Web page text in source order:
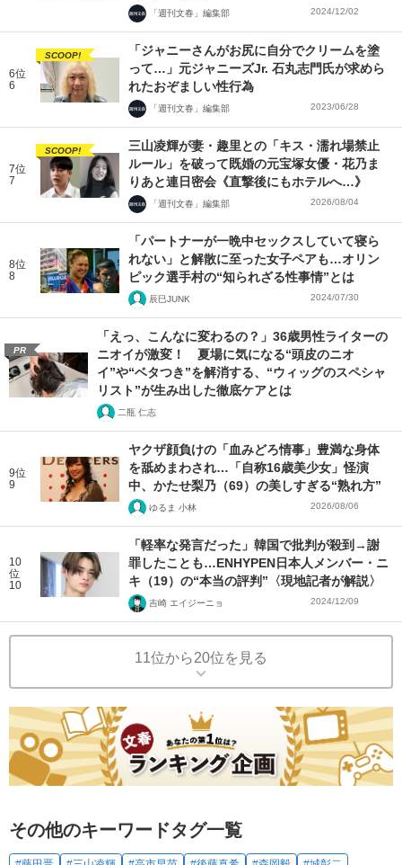
「週刊文春」編集部 2024/12/02
6位
6
SCOOP!
「ジャニーさんがお尻に自分でクリームを塗
って…」元ジャニーズJr. 石丸志門氏が求めら
れたおぞましい性行為
「週刊文春」編集部 2023/06/28
7位
7
SCOOP!
三山凌輝が妻・趣里との「キス・濡れ場禁止
ルール」を破って既婚の元宝塚女優・花乃ま
りあと連日密会《直撃後にもホテルへ…》
「週刊文春」編集部 2026/08/04
8位
8
「パートナーが一晩中セックスしていて寝ら
れない」と解散に至った女子ペアも…オリン
ピック選手村の“知られざる性事情”とは
辰巳JUNK 2024/07/30
PR
「えっ、こんなに変わるの？」36歳男性ライターの
ニオイが激変！ 夏場に気になる“頭皮のニオ
イ”や“ベタつき”を解消する、“ウィッグのスペシャ
リスト”が生み出した徹底ケアとは
二瓶 仁志
9位
9
ヤクザ顔負けの「血みどろ情事」豊満な身体
を舐めまわされ…「自称16歳美少女」怪演
中、かたせ梨乃（69）の美しすぎる“熟れ方”
ゆるま 小林 2026/08/06
10
位
10
「軽率な発言だった」韓国で批判が殺到→謝
罪したことも…ENHYPEN日本人メンバー・ニ
キ（19）の“本当の評判”〈現地記者が解説〉
吉崎 エイジーニョ 2024/12/09
11位から20位を見る
その他のキーワードタグ一覧